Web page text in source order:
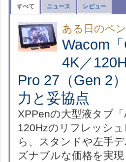
すべて ニュース レビュー
ある日のペ
Wacom
4K／
Pro 27（Gen 2
力と妥協点
XPPenの大型液タブ
120Hzのリフレッシ
ら、スタンドや左手
ズナブルな価格を実